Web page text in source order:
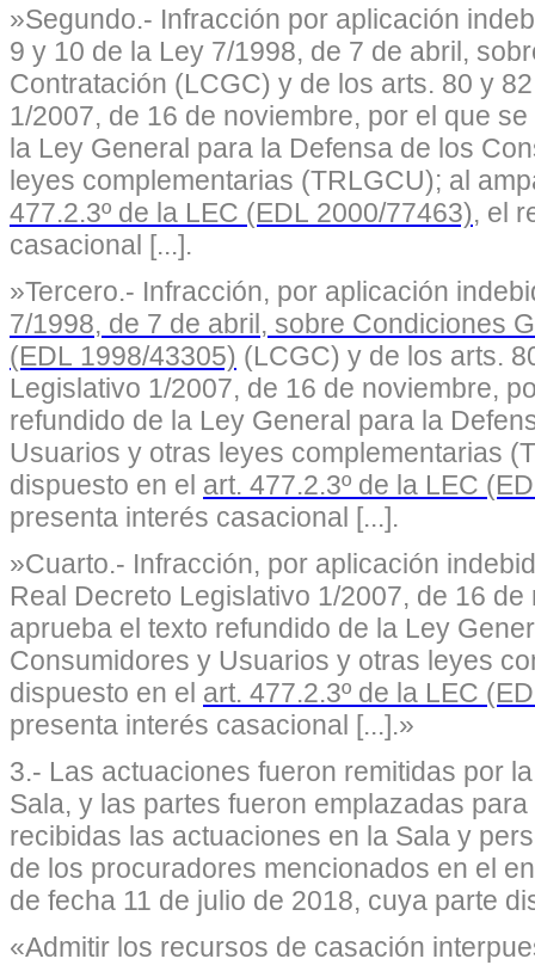
»Segundo.- Infracción por aplicación
9 y 10 de la Ley 7/1998, de 7 de abril,
Contratación (LCGC) y de los arts. 80 y
1/2007, de 16 de noviembre, por el que
la Ley General para la Defensa de los
leyes complementarias (TRLGCU); al
477.2.3º de la LEC (EDL 2000/77463), el
casacional [...].
»Tercero.- Infracción, por aplicación
7/1998, de 7 de abril, sobre Condiciones
(EDL 1998/43305) (LCGC) y de los arts.
Legislativo 1/2007, de 16 de noviembre,
refundido de la Ley General para la
Usuarios y otras leyes complementarias
dispuesto en el art. 477.2.3º de la LEC
presenta interés casacional [...].
»Cuarto.- Infracción, por aplicación
Real Decreto Legislativo 1/2007, de 16 de
aprueba el texto refundido de la Ley
Consumidores y Usuarios y otras leyes
dispuesto en el art. 477.2.3º de la LEC
presenta interés casacional [...].»
3.- Las actuaciones fueron remitidas por
Sala, y las partes fueron emplazadas
recibidas las actuaciones en la Sala y
de los procuradores mencionados en el
de fecha 11 de julio de 2018, cuya parte
«Admitir los recursos de casación